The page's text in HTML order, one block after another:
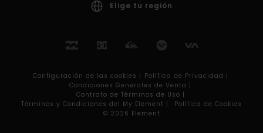
Elige tu región
Configuración de las cookies | Política de Privacidad |
Condiciones Generales de Venta |
Contrato de Términos de Uso |
Términos y Condiciones del My Element |
Política de Cookies
© 2026 Element